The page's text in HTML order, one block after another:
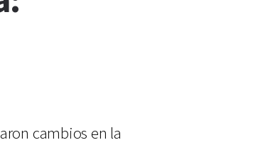
cambios en la